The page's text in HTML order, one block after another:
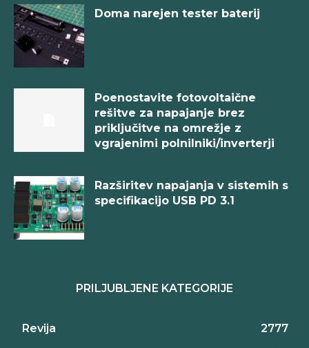
Doma narejen tester baterij
Poenostavite fotovoltaične
rešitve za napajanje brez
priključitve na omrežje z
vgrajenimi polnilniki/inverterji
Razširitev napajanja v sistemih s
specifikacijo USB PD 3.1
PRILJUBLJENE KATEGORIJE
Revija 2777